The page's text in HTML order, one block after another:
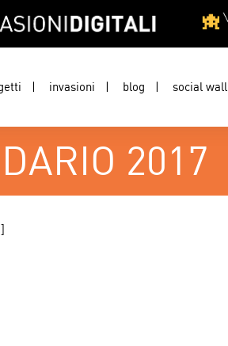
invasioni blog social wall
2017